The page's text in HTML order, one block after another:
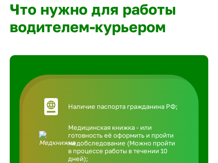
Что нужно для работы
водителем-курьером
Наличие паспорта гражданина РФ;
Медицинская книжка - или
готовность её оформить и пройти
медобследование (Можно пройти
в процессе работы в течении 10
дней);